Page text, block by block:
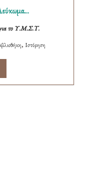
το Υ.Μ.Σ.Τ.
, Ιστόρηση